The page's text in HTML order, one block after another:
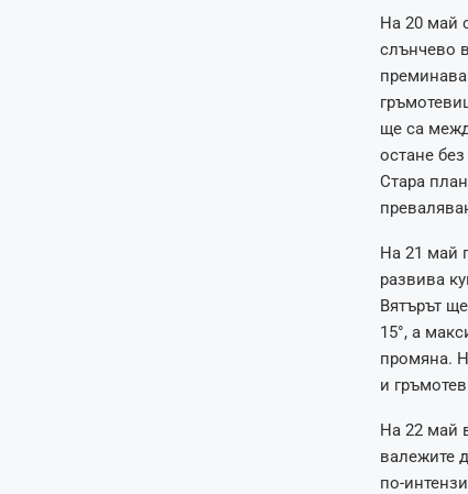
На 20 май
слънчево
ще са
остане
Стара
На 21 май
развива
Вятърът
15°, а
промяна.
и
На 22 май
валежите
по-